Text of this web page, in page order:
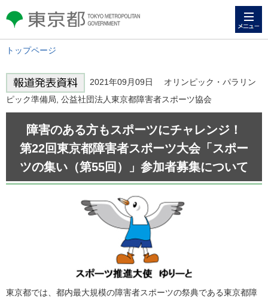
東京都 TOKYO METROPOLITAN
GOVERNMENT
トップページ
2021年09月09日 オリンピック・パラリン
ピック準備局, 公益社団法人東京都障害者スポーツ協会
障害のある方もスポーツにチャレンジ！
第22回東京都障害者スポーツ大会「スポー
ツの集い（第55回）」参加者募集について
東京都では、都内最大規模の障害者スポーツの祭典である東京都障